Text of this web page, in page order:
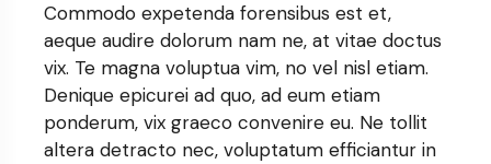
Commodo expetenda forensibus est et,
aeque audire dolorum nam ne, at vitae doctus
vix. Te magna voluptua vim, no vel nisl etiam.
Denique epicurei ad quo, ad eum etiam
ponderum, vix graeco convenire eu. Ne tollit
altera detracto nec, voluptatum efficiantur in